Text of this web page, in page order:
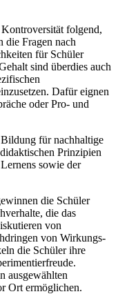
folgend,
die Fragen nach
für Schüler
sind überdies auch
Dafür eignen
oder Pro- und
für nachhaltige
Prinzipien
sowie der
die Schüler
die das
von
von Wirkungs-
die Schüler ihre
ausgewählten
Ort ermöglichen.